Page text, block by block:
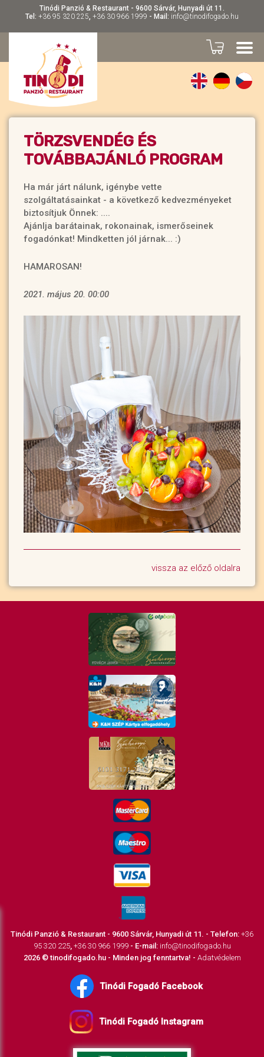
Tinódi Panzió & Restaurant - 9600 Sárvár, Hunyadi út 11.
Tel: +36 95 320 225 +36 30 966 1999 - Mail: info@tinodifogado.hu
TÖRZSVENDÉG ÉS
TOVÁBBAJÁNLÓ PROGRAM
Ha már járt nálunk, igénybe vette
szolgáltatásainkat - a következő kedvezményeket
biztosítjuk Önnek: ....
Ajánlja barátainak, rokonainak, ismerőseinek
fogadónkat! Mindketten jól járnak... :)
HAMAROSAN!
2021. május 20. 00:00
vissza az előző oldalra
Tinódi Panzió & Restaurant - 9600 Sárvár, Hunyadi út 11. - Telefon: +36
95 320 225, +36 30 966 1999- E-mail: info@tinodifogado.hu
2026 © tinodifogado.hu - Minden jog fenntartva! - Adatvédelem
Tinódi Fogadó Facebook
Tinódi Fogadó Instagram